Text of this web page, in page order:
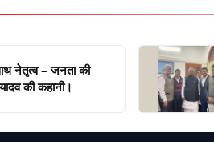
नेतृत्व – जनता की
की कहानी।